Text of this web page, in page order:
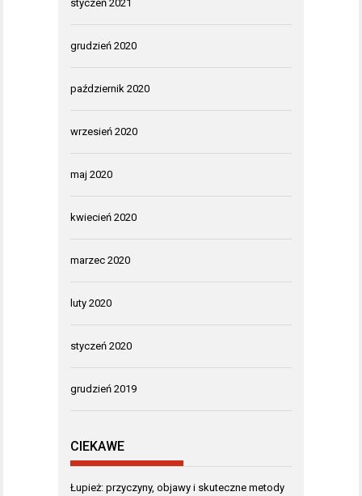
styczeń 2021
grudzień 2020
październik 2020
wrzesień 2020
maj 2020
kwiecień 2020
marzec 2020
luty 2020
styczeń 2020
grudzień 2019
CIEKAWE
Łupież: przyczyny, objawy i skuteczne metody